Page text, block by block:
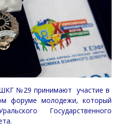
№29 принимают участие в
форуме молодежи, который
Государственного